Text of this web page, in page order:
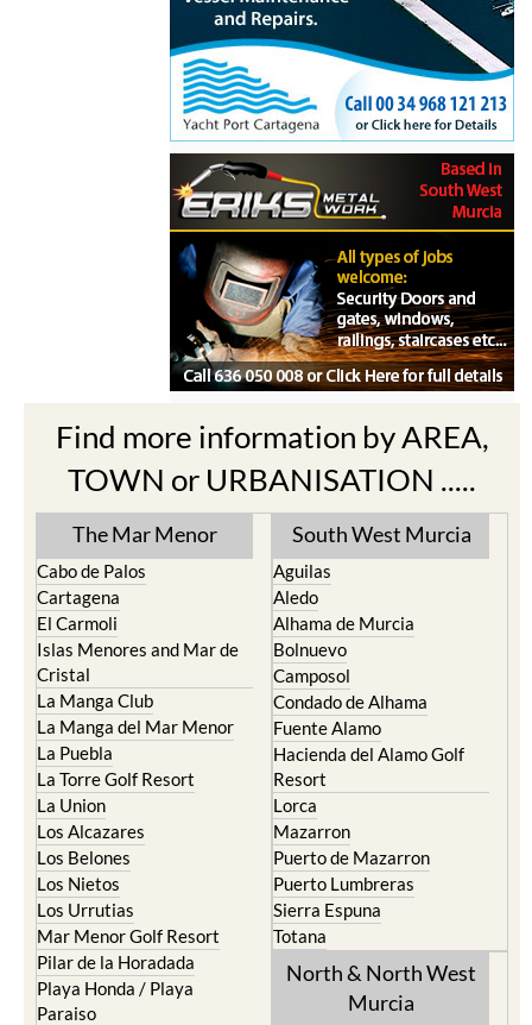
Find more information by AREA,
TOWN or URBANISATION .....
The Mar Menor
Cabo de Palos
Cartagena
El Carmoli
Islas Menores and Mar de
Cristal
La Manga Club
La Manga del Mar Menor
La Puebla
La Torre Golf Resort
La Union
Los Alcazares
Los Belones
Los Nietos
Los Urrutias
Mar Menor Golf Resort
Pilar de la Horadada
Playa Honda / Playa
Paraiso
South West Murcia
Aguilas
Aledo
Alhama de Murcia
Bolnuevo
Camposol
Condado de Alhama
Fuente Alamo
Hacienda del Alamo Golf
Resort
Lorca
Mazarron
Puerto de Mazarron
Puerto Lumbreras
Sierra Espuna
Totana
North & North West
Murcia